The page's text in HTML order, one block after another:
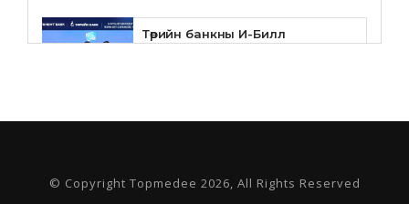
Төрийн банкны И-Билл
үйлчилгээнд Голомт банк
шинэчлэн байгууллаа
© Copyright Topmedee 2026, All Rights Reserved